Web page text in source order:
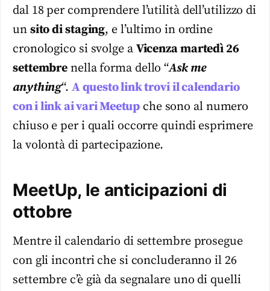
dal 18 per comprendere l’utilità dell’utilizzo di
un sito di staging, e l’ultimo in ordine
cronologico si svolge a Vicenza martedì 26
settembre nella forma dello “Ask me
anything“. A questo link trovi il calendario
con i link ai vari Meetup che sono al numero
chiuso e per i quali occorre quindi esprimere
la volontà di partecipazione.
MeetUp, le anticipazioni di
ottobre
Mentre il calendario di settembre prosegue
con gli incontri che si concluderanno il 26
settembre c’è già da segnalare uno di quelli